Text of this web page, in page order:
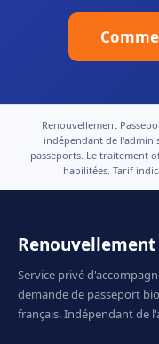
Renouvellement
indépendant de
passeports. Le traitement
habilitées. Tarif
Renouvellement
Service privé
demande de passeport
français. Indépendant de